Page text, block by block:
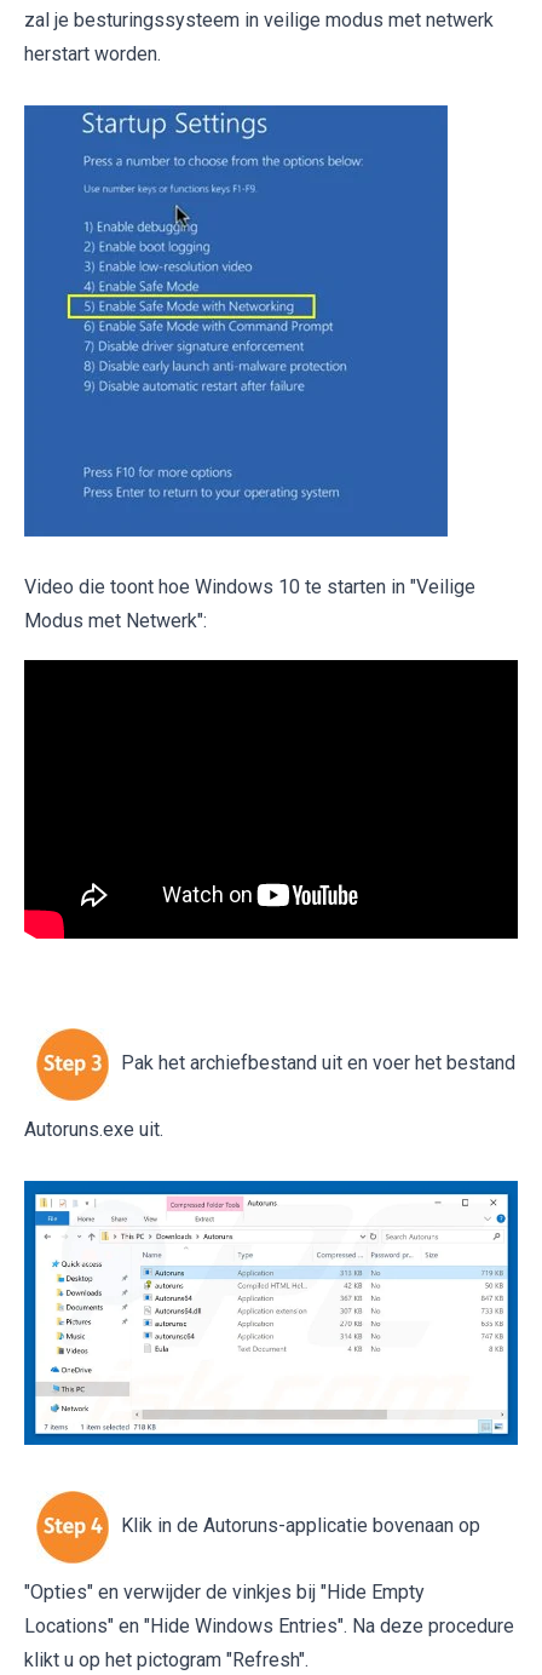
zal je besturingssysteem in veilige modus met netwerk
herstart worden.
Video die toont hoe Windows 10 te starten in "Veilige
Modus met Netwerk":
Pak het archiefbestand uit en voer het bestand
Autoruns.exe uit.
Klik in de Autoruns-applicatie bovenaan op
"Opties" en verwijder de vinkjes bij "Hide Empty
Locations" en "Hide Windows Entries". Na deze procedure
klikt u op het pictogram "Refresh".